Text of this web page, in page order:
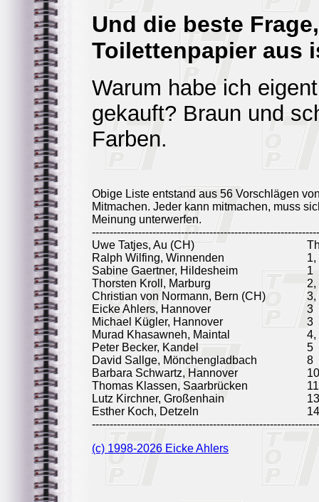
Und die beste
Toilettenpapier aus
Warum habe ich
gekauft? Braun und
Farben.
Obige Liste entstand aus 56 Vorschlägen
Mitmachen. Jeder kann mitmachen, muss
Meinung unterwerfen.
Uwe Tatjes, Au (CH)
Ralph Wilfing, Winnenden
1,
Sabine Gaertner, Hildesheim
1
Thorsten Kroll, Marburg
2,
Christian von Normann, Bern (CH)
3,
Eicke Ahlers, Hannover
3
Michael Kügler, Hannover
3
Murad Khasawneh, Maintal
4,
Peter Becker, Kandel
5
David Sallge, Mönchengladbach
8
Barbara Schwartz, Hannover
Thomas Klassen, Saarbrücken
11
Lutz Kirchner, Großenhain
13
Esther Koch, Detzeln
14
(c) 1998-2026 Eicke Ahlers